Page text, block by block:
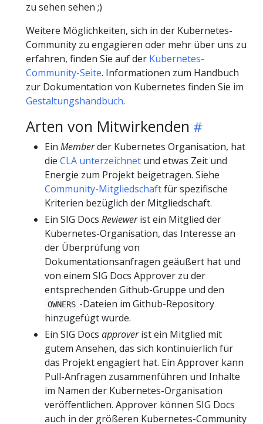
zu sehen sehen ;)
Weitere Möglichkeiten, sich in der Kubernetes-
Community zu engagieren oder mehr über uns zu
erfahren, finden Sie auf der Kubernetes-
Community-Seite. Informationen zum Handbuch
zur Dokumentation von Kubernetes finden Sie im
Gestaltungshandbuch.
Arten von Mitwirkenden
Ein Memberder Kubernetes Organisation, hat
die CLA unterzeichnet und etwas Zeit und
Energie zum Projekt beigetragen. Siehe
Community-Mitgliedschaftfür spezifische
Kriterien bezüglich der Mitgliedschaft.
Ein SIG Docs Reviewerist ein Mitglied der
Kubernetes-Organisation, das Interesse an
der Überprüfung von
Dokumentationsanfragen geäußert hat und
von einem SIG Docs Approver zu der
entsprechenden Github-Gruppe und den
OWNERS -Dateien im Github-Repository
hinzugefügt wurde.
Ein SIG Docs approverist ein Mitglied mit
gutem Ansehen, das sich kontinuierlich für
das Projekt engagiert hat. Ein Approver kann
Pull-Anfragen zusammenführen und Inhalte
im Namen der Kubernetes-Organisation
veröffentlichen. Approver können SIG Docs
auch in der größeren Kubernetes-Community